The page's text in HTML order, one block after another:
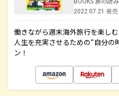
2022.07.21 発売
働きながら週末海外旅行を楽し
人生を充実させるための“自分の
ン！